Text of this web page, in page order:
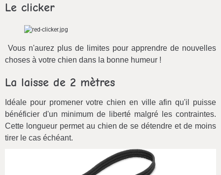
Le clicker
Vous n'aurez plus de limites pour apprendre de nouvelles
choses à votre chien dans la bonne humeur !
La laisse de 2 mètres
Idéale pour promener votre chien en ville afin qu'il puisse
bénéficier d'un minimum de liberté malgré les contraintes.
Cette longueur permet au chien de se détendre et de moins
tirer le cas échéant.